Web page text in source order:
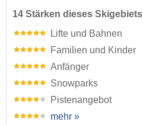
14 Stärken dieses Skigebiets
Lifte und Bahnen
Familien und Kinder
Anfänger
Snowparks
Pistenangebot
mehr »